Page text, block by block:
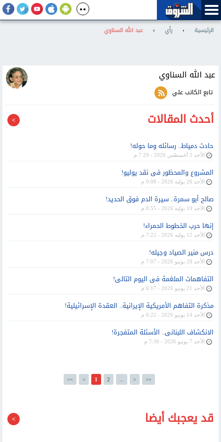
الرئيسية › رأي › عبد الله السناوي
عبد الله السناوي
تابع الكاتب علي
أحدث المقالات
حادث دمياط.. رسائله وما حوله!
الأحد 2 أغسطس 2026 - 7:29 م
المشروع والمحظور فى نقد يوليو!
الأحد 26 يوليه 2026 - 9:08 م
صالح أبو سمرة.. سيرة الدم فوق الحديد!
الأحد 19 يوليه 2026 - 8:55 م
إنها حرب الخطوط الحمراء!
الأحد 12 يوليه 2026 - 7:22 م
درس منير الصياد وجيله!
الأحد 28 يونيو 2026 - 7:07 م
التفاهمات الملغمة فى اليوم التالى!
الأحد 21 يونيو 2026 - 6:17 م
مذكرة التفاهم الأمريكية الإيرانية.. العقدة الإسرائيلية!
الأحد 14 يونيو 2026 - 6:22 م
الانكشاف اللبنانى.. الأسئلة المتفجرة!
الأحد 7 يونيو 2026 - 7:30 م
<< < 1 2 > >>
قد يعجبك أيضا